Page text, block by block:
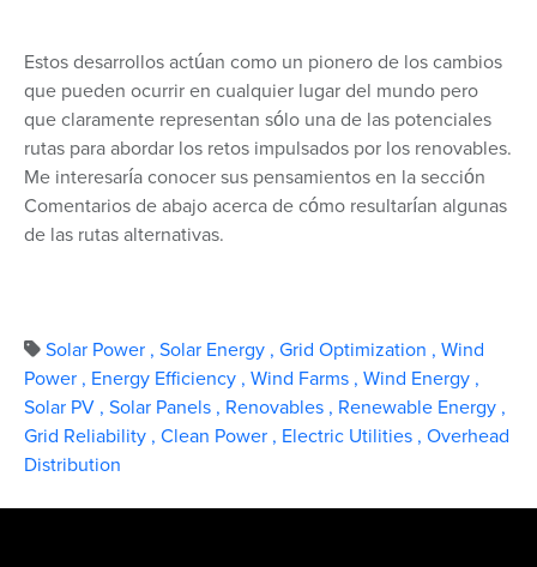
Estos desarrollos actúan como un pionero de los cambios
que pueden ocurrir en cualquier lugar del mundo pero
que claramente representan sólo una de las potenciales
rutas para abordar los retos impulsados por los renovables.
Me interesaría conocer sus pensamientos en la sección
Comentarios de abajo acerca de cómo resultarían algunas
de las rutas alternativas.
Solar Power , Solar Energy , Grid Optimization , Wind
Power , Energy Efficiency , Wind Farms , Wind Energy ,
Solar PV , Solar Panels , Renovables , Renewable Energy ,
Grid Reliability , Clean Power , Electric Utilities , Overhead
Distribution